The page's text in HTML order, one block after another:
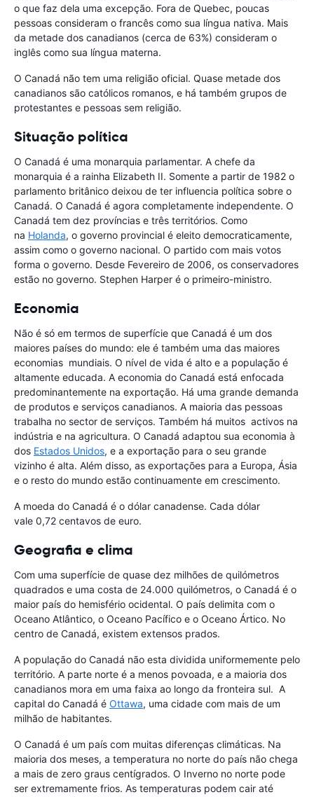
o que faz dela uma excepção. Fora de Quebec, poucas
pessoas consideram o francês como sua língua nativa. Mais
da metade dos canadianos (cerca de 63%) consideram o
inglês como sua língua materna.
O Canadá não tem uma religião oficial. Quase metade dos
canadianos são católicos romanos, e há também grupos de
protestantes e pessoas sem religião.
Situação política
O Canadá é uma monarquia parlamentar. A chefe da
monarquia é a rainha Elizabeth II. Somente a partir de 1982 o
parlamento britânico deixou de ter influencia política sobre o
Canadá. O Canadá é agora completamente independente. O
Canadá tem dez províncias e três territórios. Como
na Holanda, o governo provincial é eleito democraticamente,
assim como o governo nacional. O partido com mais votos
forma o governo. Desde Fevereiro de 2006, os conservadores
estão no governo. Stephen Harper é o primeiro-ministro.
Economia
Não é só em termos de superfície que Canadá é um dos
maiores países do mundo: ele é também uma das maiores
economias mundiais. O nível de vida é alto e a população é
altamente educada. A economia do Canadá está enfocada
predominantemente na exportação. Há uma grande demanda
de produtos e serviços canadianos. A maioria das pessoas
trabalha no sector de serviços. Também há muitos activos na
indústria e na agricultura. O Canadá adaptou sua economia à
dos Estados Unidos, e a exportação para o seu grande
vizinho é alta. Além disso, as exportações para a Europa, Ásia
e o resto do mundo estão continuamente em crescimento.
A moeda do Canadá é o dólar canadense. Cada dólar
vale 0,72 centavos de euro.
Geografia e clima
Com uma superfície de quase dez milhões de quilómetros
quadrados e uma costa de 24.000 quilómetros, o Canadá é o
maior país do hemisfério ocidental. O país delimita com o
Oceano Atlântico, o Oceano Pacífico e o Oceano Ártico. No
centro de Canadá, existem extensos prados.
A população do Canadá não esta dividida uniformemente pelo
território. A parte norte é a menos povoada, e a maioria dos
canadianos mora em uma faixa ao longo da fronteira sul. A
capital do Canadá é Ottawa, uma cidade com mais de um
milhão de habitantes.
O Canadá é um país com muitas diferenças climáticas. Na
maioria dos meses, a temperatura no norte do país não chega
a mais de zero graus centígrados. O Inverno no norte pode
ser extremamente frios. As temperaturas podem cair até